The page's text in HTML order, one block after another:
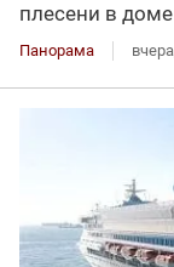
плесени в доме
Панорама